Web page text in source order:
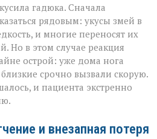
гадюка. Сначала
рядовым: укусы змей в
и многие переносят их
Но в этом случае реакция
острой: уже дома нога
срочно вызвали скорую.
и пациента экстренно
и внезапная потеря